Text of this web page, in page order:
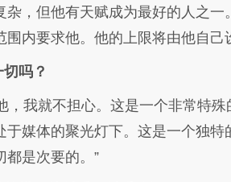
杂，但他有天赋成为最好的人之一
内要求他。他的上限将由他自己
吗？
，我就不担心。这是一个非常特
于媒体的聚光灯下。这是一个独特
都是次要的。”